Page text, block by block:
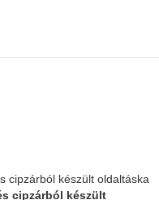
cipzárból készült